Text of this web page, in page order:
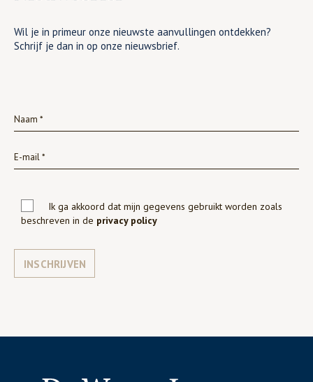
Wil je in primeur onze nieuwste aanvullingen ontdekken?
Schrijf je dan in op onze nieuwsbrief.
Ik ga akkoord dat mijn gegevens gebruikt worden zoals
beschreven in de privacy policy
INSCHRIJVEN